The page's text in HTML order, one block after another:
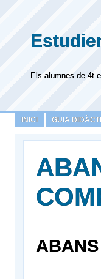
Els alumnes de 4t
INICI GUIA